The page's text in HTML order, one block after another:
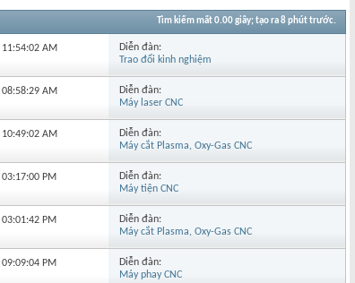
Tìm kiếm mất0.00giây; tạo ra 8 phút trước.
11:54:02 AM
Diễn đàn:
Trao đổi kinh nghiệm
08:58:29 AM
Diễn đàn:
Máy laser CNC
10:49:02 AM
Diễn đàn:
Máy cắt Plasma, Oxy-Gas CNC
03:17:00 PM
Diễn đàn:
Máy tiện CNC
03:01:42 PM
Diễn đàn:
Máy cắt Plasma, Oxy-Gas CNC
09:09:04 PM
Diễn đàn:
Máy phay CNC